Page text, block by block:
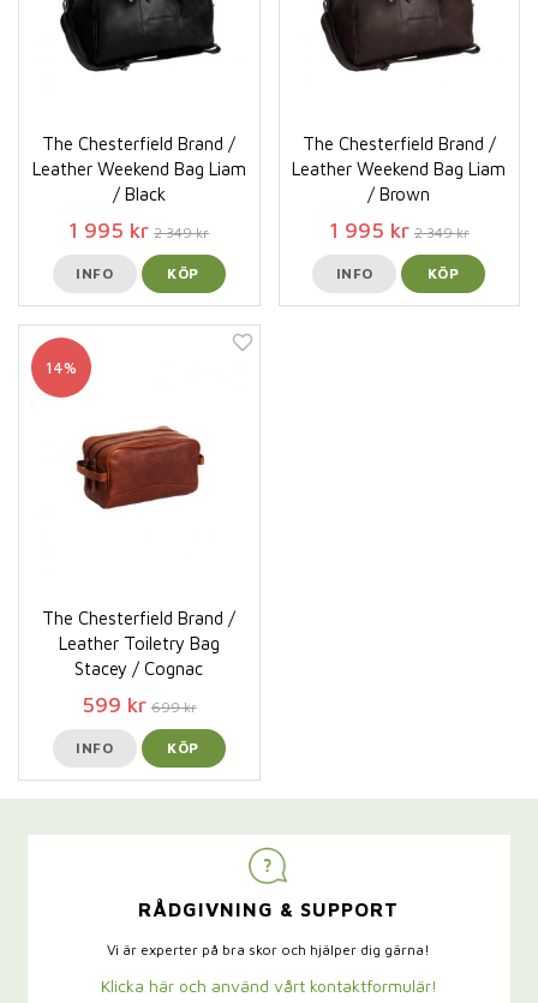
The Chesterfield Brand /
Leather Weekend Bag Liam
/ Black
1 995 kr 2 349 kr
INFO KÖP
The Chesterfield Brand /
Leather Weekend Bag Liam
/ Brown
1 995 kr 2 349 kr
INFO KÖP
14%
The Chesterfield Brand /
Leather Toiletry Bag
Stacey / Cognac
599 kr 699 kr
INFO KÖP
RÅDGIVNING & SUPPORT
Vi är experter på bra skor och hjälper dig gärna!
Klicka här och använd vårt kontaktformulär!